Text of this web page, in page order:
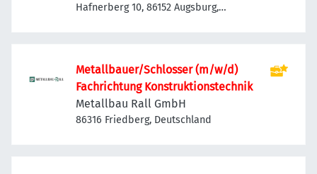
Hafnerberg 10, 86152 Augsburg,
Metallbauer/Schlosser (m/w/d)
Fachrichtung Konstruktionstechnik
Metallbau Rall GmbH
86316 Friedberg, Deutschland